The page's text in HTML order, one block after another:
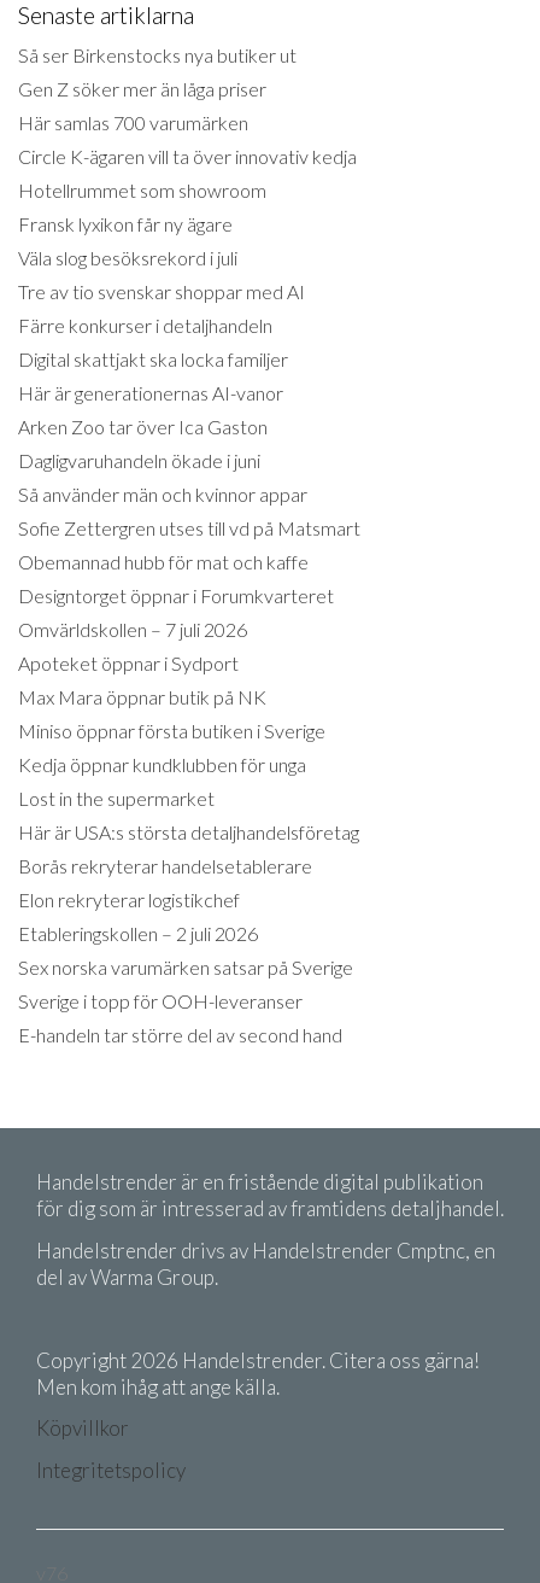
Senaste artiklarna
Så ser Birkenstocks nya butiker ut
Gen Z söker mer än låga priser
Här samlas 700 varumärken
Circle K-ägaren vill ta över innovativ kedja
Hotellrummet som showroom
Fransk lyxikon får ny ägare
Väla slog besöksrekord i juli
Tre av tio svenskar shoppar med AI
Färre konkurser i detaljhandeln
Digital skattjakt ska locka familjer
Här är generationernas AI-vanor
Arken Zoo tar över Ica Gaston
Dagligvaruhandeln ökade i juni
Så använder män och kvinnor appar
Sofie Zettergren utses till vd på Matsmart
Obemannad hubb för mat och kaffe
Designtorget öppnar i Forumkvarteret
Omvärldskollen – 7 juli 2026
Apoteket öppnar i Sydport
Max Mara öppnar butik på NK
Miniso öppnar första butiken i Sverige
Kedja öppnar kundklubben för unga
Lost in the supermarket
Här är USA:s största detaljhandelsföretag
Borås rekryterar handelsetablerare
Elon rekryterar logistikchef
Etableringskollen – 2 juli 2026
Sex norska varumärken satsar på Sverige
Sverige i topp för OOH-leveranser
E-handeln tar större del av second hand
Handelstrender är en fristående digital publikation
för dig som är intresserad av framtidens detaljhandel.
Handelstrender drivs av Handelstrender Cmptnc, en
del av Warma Group.
Copyright 2026 Handelstrender. Citera oss gärna!
Men kom ihåg att ange källa.
Köpvillkor
Integritetspolicy